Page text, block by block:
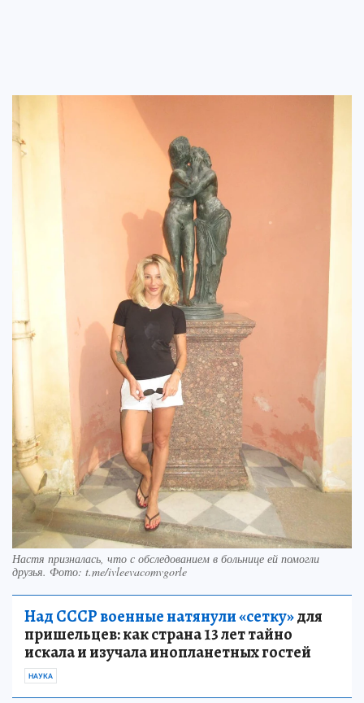
Настя призналась, что с обследованием в больнице ей помогли
друзья. Фото: t.me/ivleevacomvgorle
Над СССР военные натянули «сетку»для
пришельцев: как страна 13 лет тайно
искала и изучала инопланетных гостей
НАУКА